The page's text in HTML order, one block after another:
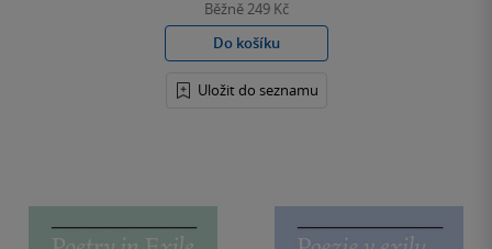
Běžně249 Kč
Do košíku
Uložit do seznamu